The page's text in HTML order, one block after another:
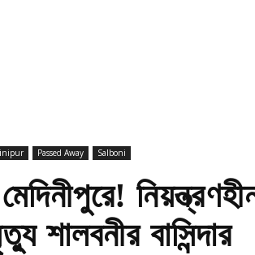
Passed Away Salboni
শালবনীর বাসিন্দার